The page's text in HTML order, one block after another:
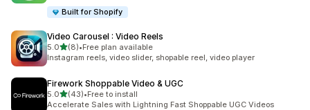
Built for Shopify
Video Carousel : Video Reels
5.0별 5개 중
(8)
총 리뷰 8개
•Free plan available
Instagram reels, video slider, shopable reel, video player
Firework Shoppable Video & UGC
5.0별 5개 중
(43)
총 리뷰 43개
•Free to install
Accelerate Sales with Lightning Fast Shoppable UGC Videos